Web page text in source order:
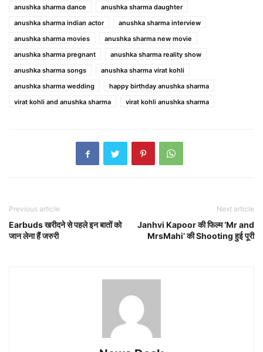
anushka sharma dance
anushka sharma daughter
anushka sharma indian actor
anushka sharma interview
anushka sharma movies
anushka sharma new movie
anushka sharma pregnant
anushka sharma reality show
anushka sharma songs
anushka sharma virat kohli
anushka sharma wedding
happy birthday anushka sharma
virat kohli and anushka sharma
virat kohli anushka sharma
Previous article
Earbuds खरीदने से पहले इन बातों को
जान लेना हैं जरुरी
Next article
Janhvi Kapoor की फिल्म ‘Mr and
MrsMahi’ की Shooting हुई पूरी